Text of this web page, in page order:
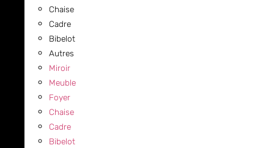
Chaise
Cadre
Bibelot
Autres
Miroir
Meuble
Foyer
Chaise
Cadre
Bibelot